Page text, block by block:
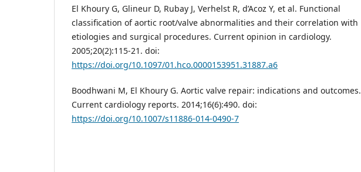
El Khoury G, Glineur D, Rubay J, Verhelst R, d’Acoz Y, et al. Functional
classification of aortic root/valve abnormalities and their correlation with
etiologies and surgical procedures. Current opinion in cardiology.
2005;20(2):115-21. doi:
https://doi.org/10.1097/01.hco.0000153951.31887.a6
Boodhwani M, El Khoury G. Aortic valve repair: indications and outcomes.
Current cardiology reports. 2014;16(6):490. doi:
https://doi.org/10.1007/s11886-014-0490-7